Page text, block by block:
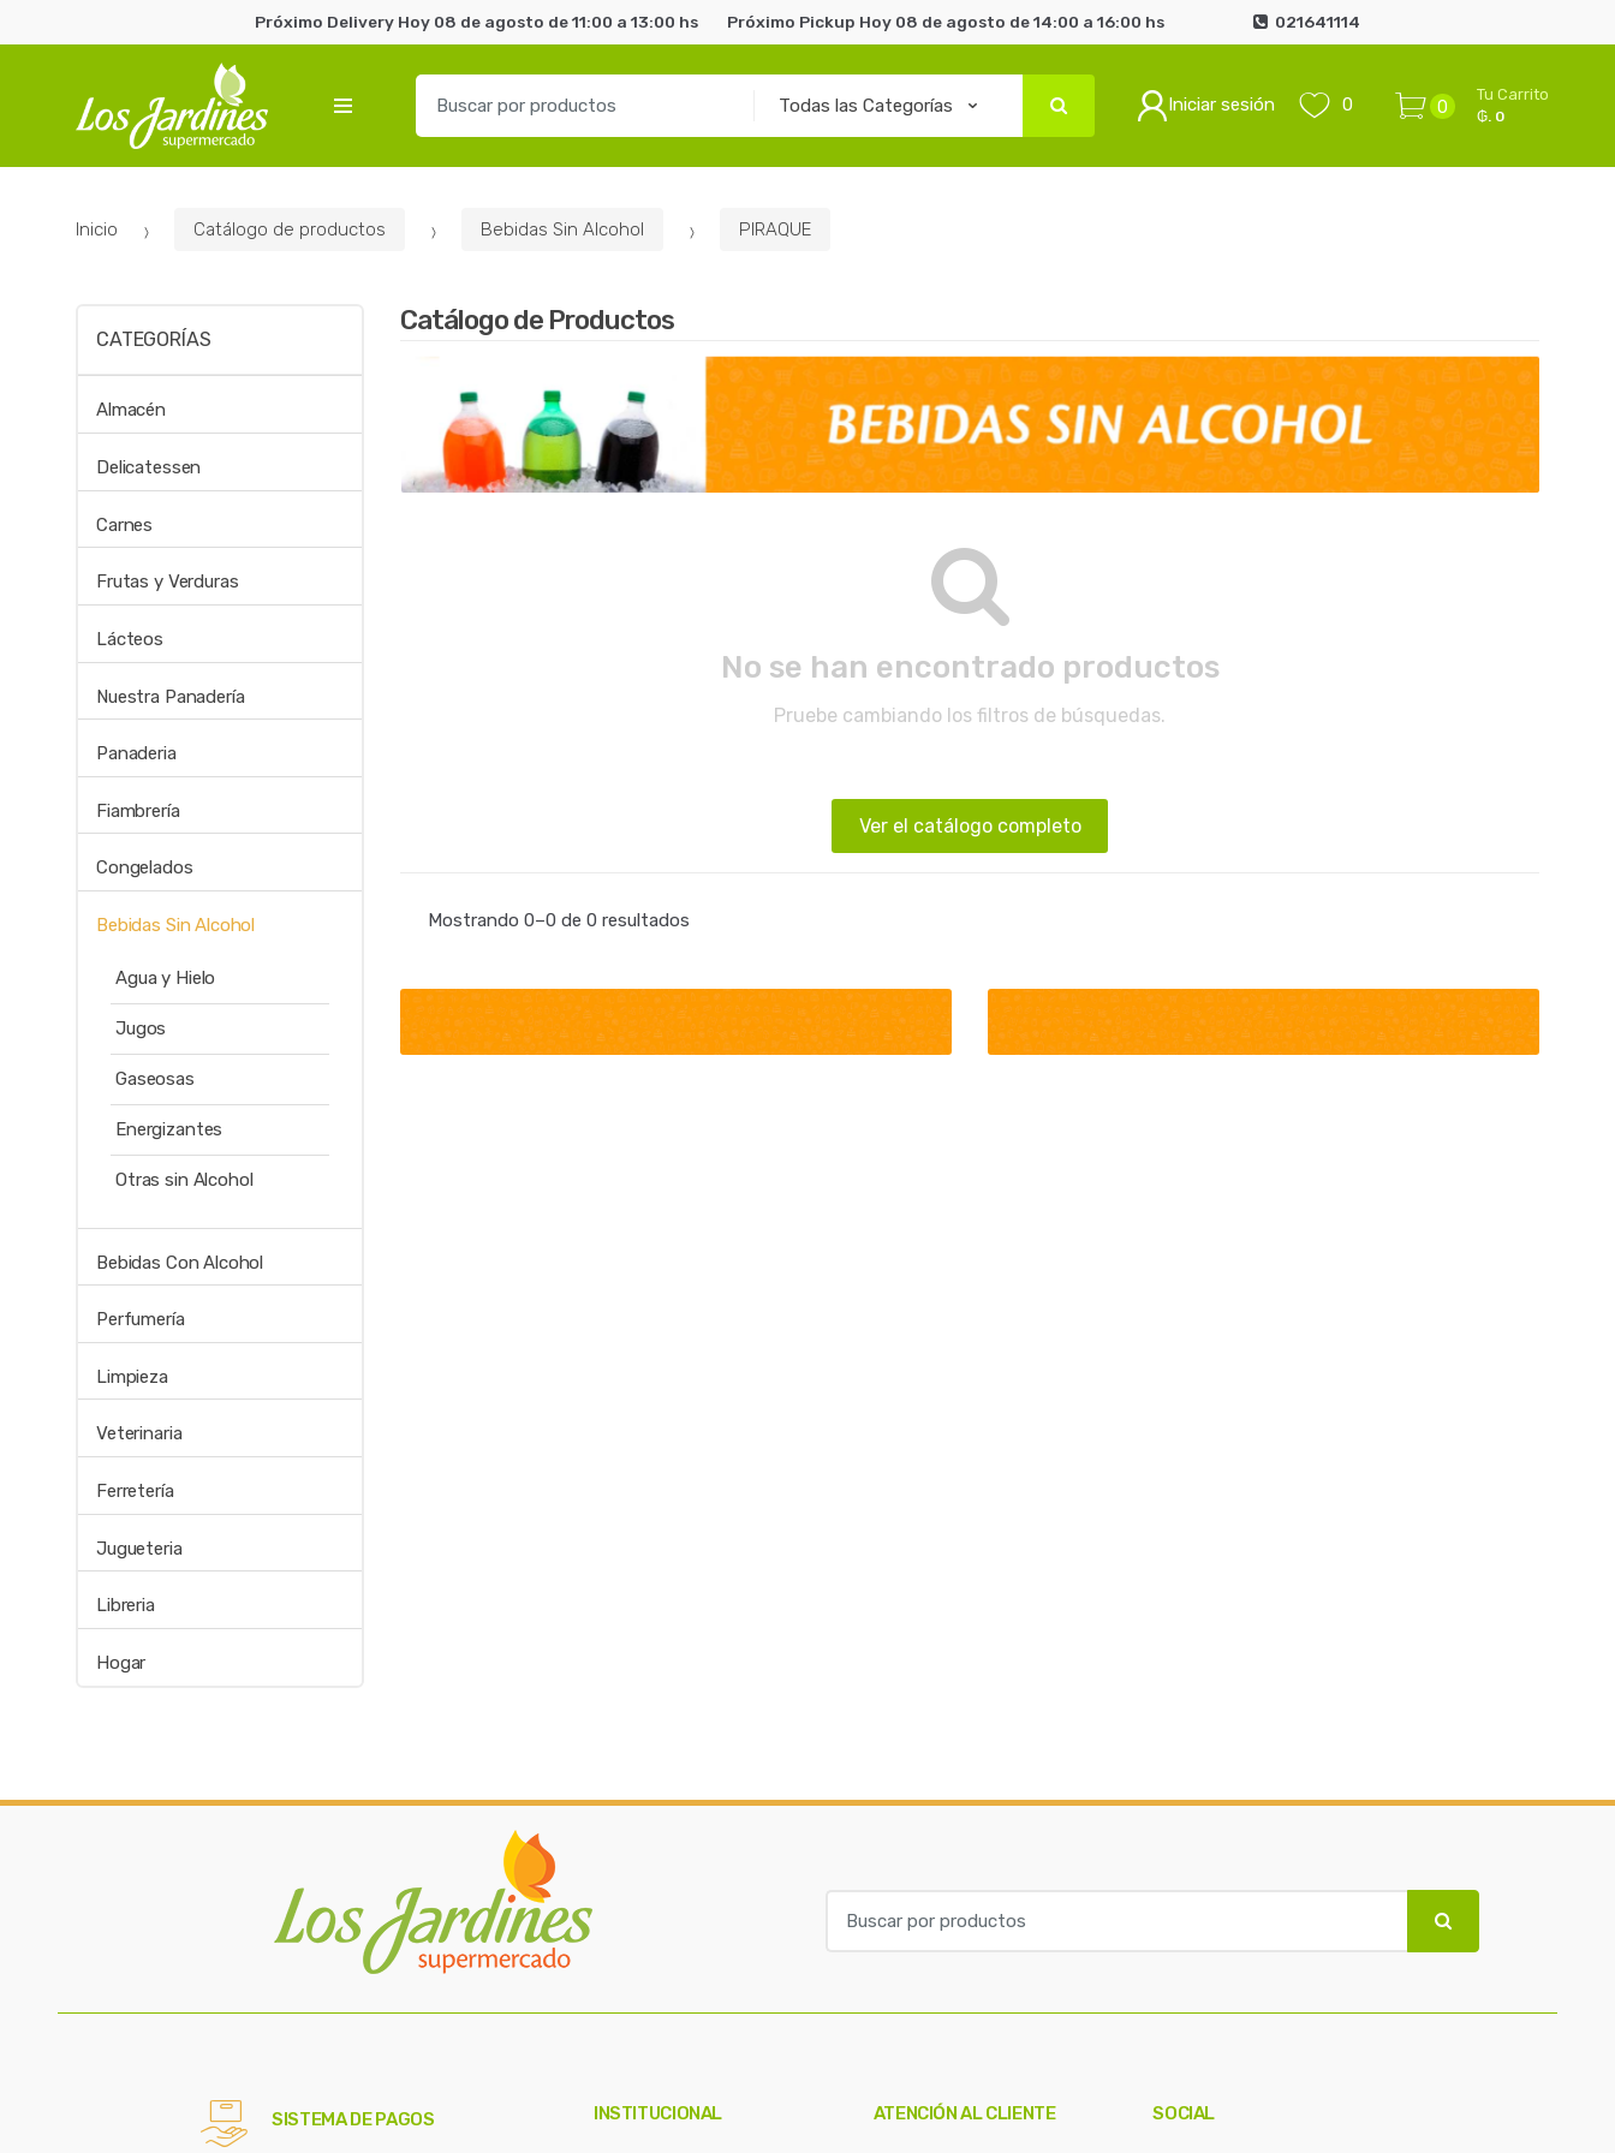
Próximo Delivery Hoy 08 de agosto de 11:00 a 13:00 hs Próximo Pickup Hoy 08 de agosto de 14:00 a 16:00 hs 021641114
r
Iniciar sesión 0 0
Tu Carrito
₲. 0
Inicio Catálogo de productos Bebidas Sin Alcohol PIRAQUE
Catálogo de Productos
No se han encontrado productos
Pruebe cambiando los filtros de búsquedas.
Ver el catálogo completo
Mostrando 0–0 de 0 resultados
CATEGORÍAS
Almacén
Delicatessen
Carnes
Frutas y Verduras
Lácteos
Nuestra Panadería
Panaderia
Fiambrería
Congelados
Bebidas Sin Alcohol
Agua y Hielo
Jugos
Gaseosas
Energizantes
Otras sin Alcohol
Bebidas Con Alcohol
Perfumería
Limpieza
Veterinaria
Ferretería
Jugueteria
Libreria
Hogar
a
SISTEMA DE PAGOS INSTITUCIONAL ATENCIÓN AL CLIENTE SOCIAL